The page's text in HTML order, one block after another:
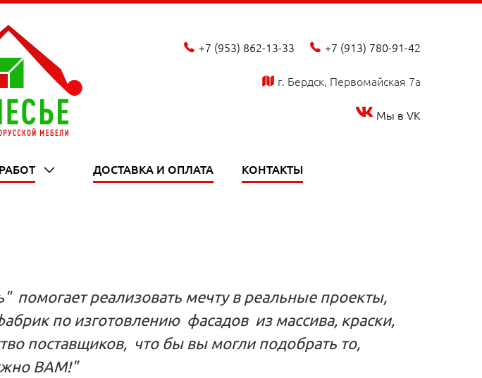
phone_fill +7 (953) 862-13-33 phone_fill +7 (913) 780-91-42
map_fill г. Бердск, Первомайская 7а
Мы в VK
chevron_down ДОСТАВКА И ОПЛАТА КОНТАКТЫ
реализовать мечту в реальные проекты,
по изготовлению фасадов из массива, краски,
поставщиков, что бы вы могли подобрать то,
ВАМ!"